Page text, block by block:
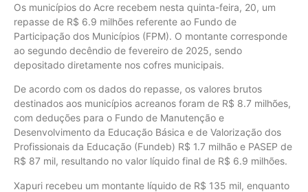
Os municípios do Acre recebem nesta quinta-feira, 20, um
repasse de R$ 6.9 milhões referente ao Fundo de
Participação dos Municípios (FPM). O montante corresponde
ao segundo decêndio de fevereiro de 2025, sendo
depositado diretamente nos cofres municipais.
De acordo com os dados do repasse, os valores brutos
destinados aos municípios acreanos foram de R$ 8.7 milhões,
com deduções para o Fundo de Manutenção e
Desenvolvimento da Educação Básica e de Valorização dos
Profissionais da Educação (Fundeb) R$ 1.7 milhão e PASEP de
R$ 87 mil, resultando no valor líquido final de R$ 6.9 milhões.
Xapuri recebeu um montante líquido de R$ 135 mil, enquanto